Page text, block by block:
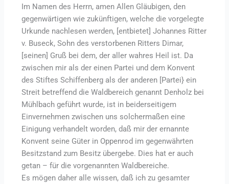
Im Namen des Herrn, amen Allen Gläubigen, den
gegenwärtigen wie zukünftigen, welche die vorgelegte
Urkunde nachlesen werden, [entbietet] Johannes Ritter
v. Buseck, Sohn des verstorbenen Ritters Dimar,
[seinen] Gruß bei dem, der aller wahres Heil ist. Da
zwischen mir als der einen Partei und dem Konvent
des Stiftes Schiffenberg als der anderen [Partei} ein
Streit betreffend die Waldbereich genannt Denholz bei
Mühlbach geführt wurde, ist in beiderseitigem
Einvernehmen zwischen uns solchermaßen eine
Einigung verhandelt worden, daß mir der ernannte
Konvent seine Güter in Oppenrod im gegenwährten
Besitzstand zum Besitz übergebe. Dies hat er auch
getan – für die vorgenannten Waldbereiche.
Es mögen daher alle wissen, daß ich zu gesamter